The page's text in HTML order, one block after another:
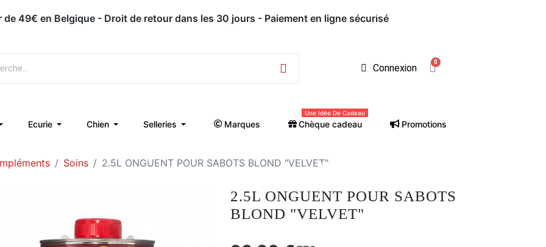
49€ en Belgique - Droit de retour dans les 30 jours - Paiement en ligne sécurisé
Connexion
Ecurie Chien Selleries Marques Chèque cadeau
Une Idée De Cadeau
Promotions
Soins 2.5L ONGUENT POUR SABOTS BLOND "VELVET"
2.5L ONGUENT POUR SABOTS
BLOND "VELVET"